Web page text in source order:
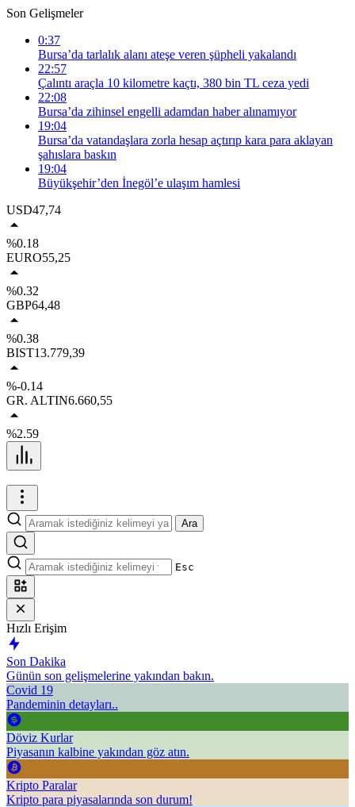
Son Gelişmeler
0:37
Bursa’da tarlalık alanı ateşe veren şüpheli yakalandı
22:57
Çalıntı araçla 10 kilometre kaçtı, 380 bin TL ceza yedi
22:08
Bursa’da zihinsel engelli adamdan haber alınamıyor
19:04
Bursa’da vatandaşlara zorla hesap açtırıp kara para aklayan
şahıslara baskın
19:04
Büyükşehir’den İnegöl’e ulaşım hamlesi
USD47,74
%0.18
EURO55,25
%0.32
GBP64,48
%0.38
BIST13.779,39
%-0.14
GR. ALTIN6.660,55
%2.59
Ara
Esc
Hızlı Erişim
Son Dakika
Günün son gelişmelerine yakından bakın.
Covid 19
Pandeminin detayları..
Döviz Kurlar
Piyasanın kalbine yakından göz atın.
Kripto Paralar
Kripto para piyasalarında son durum!